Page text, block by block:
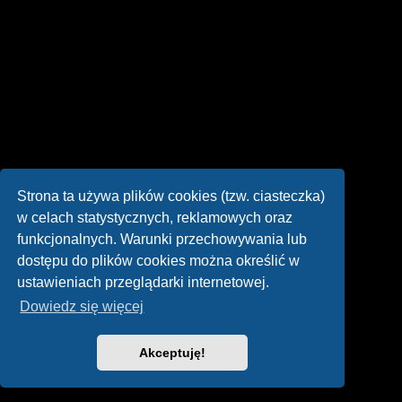
Strona ta używa plików cookies (tzw. ciasteczka)
w celach statystycznych, reklamowych oraz
funkcjonalnych. Warunki przechowywania lub
dostępu do plików cookies można określić w
ustawieniach przeglądarki internetowej.
Dowiedz się więcej
Akceptuję!